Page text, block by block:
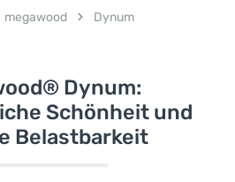
megawood Dynum
Dynum:
Schönheit und
Belastbarkeit